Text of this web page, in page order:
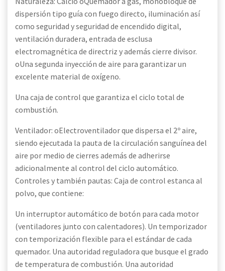
dispersión tipo guía con fuego directo, iluminación así
como seguridad y seguridad de encendido digital,
ventilación duradera, entrada de esclusa
electromagnética de directriz y además cierre divisor.
oUna segunda inyección de aire para garantizar un
excelente material de oxígeno.
Una caja de control que garantiza el ciclo total de
combustión.
Ventilador: oElectroventilador que dispersa el 2º aire,
siendo ejecutada la pauta de la circulación sanguínea del
aire por medio de cierres además de adherirse
adicionalmente al control del ciclo automático.
Controles y también pautas: Caja de control estanca al
polvo, que contiene:
Un interruptor automático de botón para cada motor
(ventiladores junto con calentadores). Un temporizador
con temporización flexible para el estándar de cada
quemador. Una autoridad reguladora que busque el grado
de temperatura de combustión. Una autoridad